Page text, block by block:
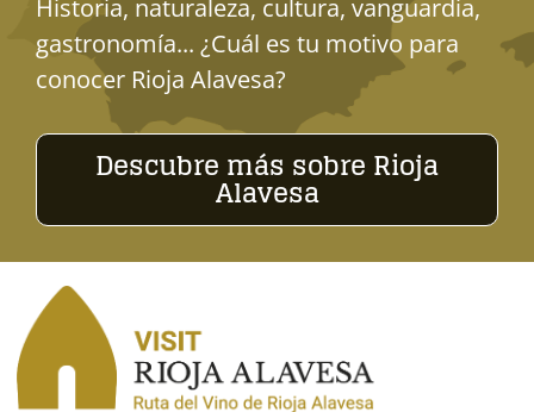
Historia, naturaleza, cultura, vanguardia,
gastronomía... ¿Cuál es tu motivo para
conocer Rioja Alavesa?
Descubre más sobre Rioja
Alavesa